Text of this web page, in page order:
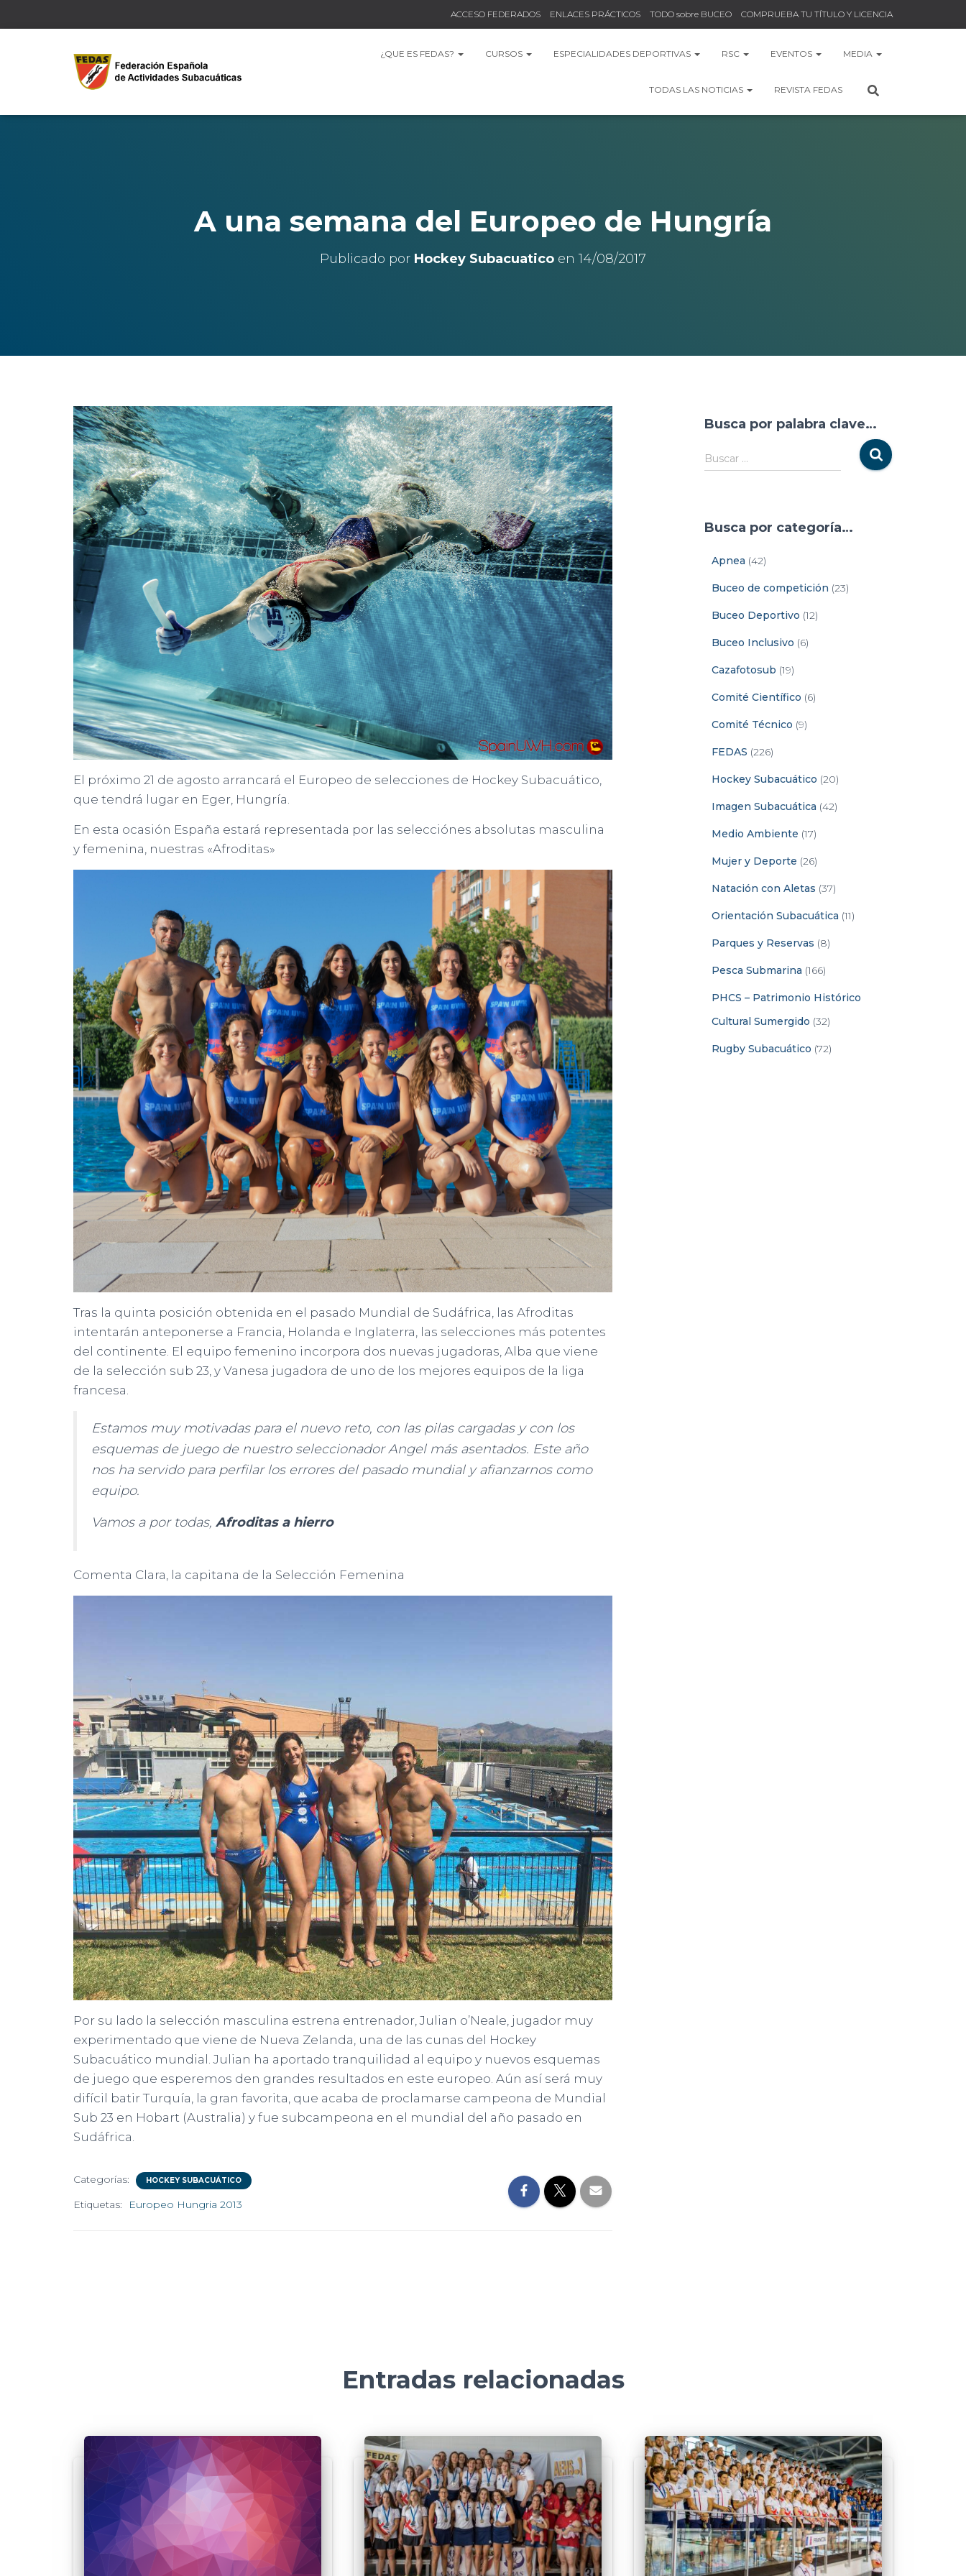
ACCESO FEDERADOS ENLACES PRÁCTICOS TODO sobre BUCEO COMPRUEBA TU TÍTULO Y LICENCIA
¿QUE ES FEDAS? CURSOS ESPECIALIDADES DEPORTIVAS RSC EVENTOS MEDIA
TODAS LAS NOTICIAS REVISTA FEDAS
A una semana del Europeo de Hungría
Publicado por Hockey Subacuatico en 14/08/2017
El próximo 21 de agosto arrancará el Europeo de selecciones de Hockey Subacuático,
que tendrá lugar en Eger, Hungría.
En esta ocasión España estará representada por las selecciónes absolutas masculina
y femenina, nuestras «Afroditas»
Tras la quinta posición obtenida en el pasado Mundial de Sudáfrica, las Afroditas
intentarán anteponerse a Francia, Holanda e Inglaterra, las selecciones más potentes
del continente. El equipo femenino incorpora dos nuevas jugadoras, Alba que viene
de la selección sub 23, y Vanesa jugadora de uno de los mejores equipos de la liga
francesa.
Estamos muy motivadas para el nuevo reto, con las pilas cargadas y con los
esquemas de juego de nuestro seleccionador Angel más asentados. Este año
nos ha servido para perfilar los errores del pasado mundial y afianzarnos como
equipo.
Vamos a por todas, Afroditas a hierro
Comenta Clara, la capitana de la Selección Femenina
Por su lado la selección masculina estrena entrenador, Julian o’Neale, jugador muy
experimentado que viene de Nueva Zelanda, una de las cunas del Hockey
Subacuático mundial. Julian ha aportado tranquilidad al equipo y nuevos esquemas
de juego que esperemos den grandes resultados en este europeo. Aún así será muy
difícil batir Turquía, la gran favorita, que acaba de proclamarse campeona de Mundial
Sub 23 en Hobart (Australia) y fue subcampeona en el mundial del año pasado en
Sudáfrica.
Categorías: HOCKEY SUBACUÁTICO
Etiquetas: Europeo Hungria 2013
Busca por palabra clave…
Buscar …
Busca por categoría…
Apnea (42)
Buceo de competición (23)
Buceo Deportivo (12)
Buceo Inclusivo (6)
Cazafotosub (19)
Comité Científico (6)
Comité Técnico (9)
FEDAS (226)
Hockey Subacuático (20)
Imagen Subacuática (42)
Medio Ambiente (17)
Mujer y Deporte (26)
Natación con Aletas (37)
Orientación Subacuática (11)
Parques y Reservas (8)
Pesca Submarina (166)
PHCS – Patrimonio Histórico
Cultural Sumergido (32)
Rugby Subacuático (72)
Entradas relacionadas